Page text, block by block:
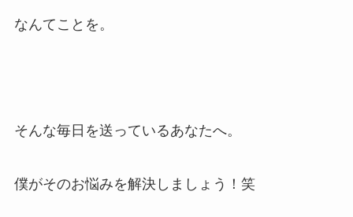
なんてことを。
そんな毎日を送っているあなたへ。
僕がそのお悩みを解決しましょう！笑